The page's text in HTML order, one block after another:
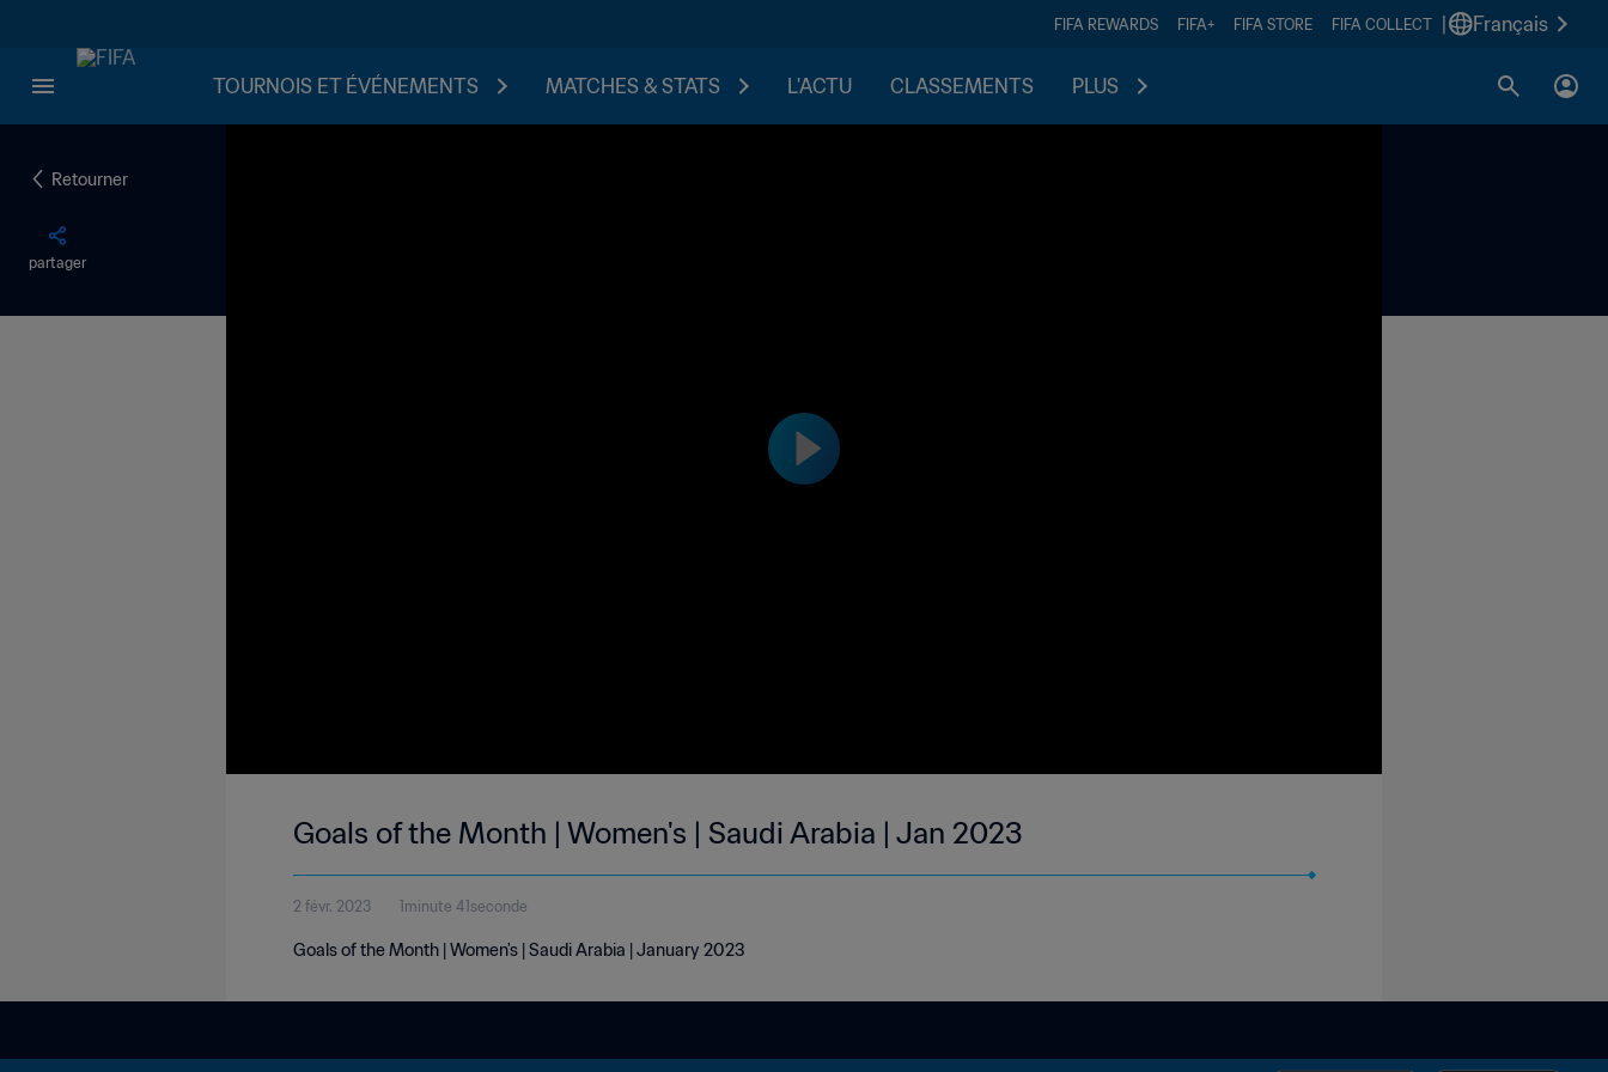
FIFA REWARDS FIFA+ FIFA STORE FIFA COLLECT Français
TOURNOIS ET ÉVÉNEMENTS MATCHES & STATS L'ACTU CLASSEMENTS PLUS
Retourner
partager
Goals of the Month | Women's | Saudi Arabia | Jan 2023
2 févr. 2023 1minute 41seconde
Goals of the Month | Women's | Saudi Arabia | January 2023